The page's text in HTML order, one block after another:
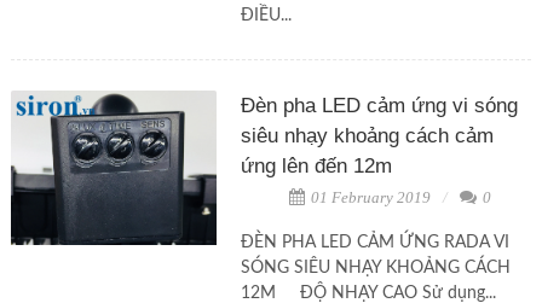
ĐIỀU...
Đèn pha LED cảm ứng vi sóng
siêu nhạy khoảng cách cảm
ứng lên đến 12m
01 February 2019 0
ĐÈN PHA LED CẢM ỨNG RADA VI
SÓNG SIÊU NHẠY KHOẢNG CÁCH
12M ĐỘ NHẠY CAO Sử dụng...